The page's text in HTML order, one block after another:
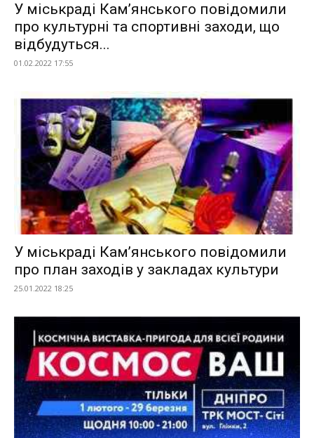
У міськраді Кам’янського повідомили
про культурні та спортивні заходи, що
відбудуться...
01.02.2022 17:55
У міськраді Кам’янського повідомили
про план заходів у закладах культури
25.01.2022 18:25